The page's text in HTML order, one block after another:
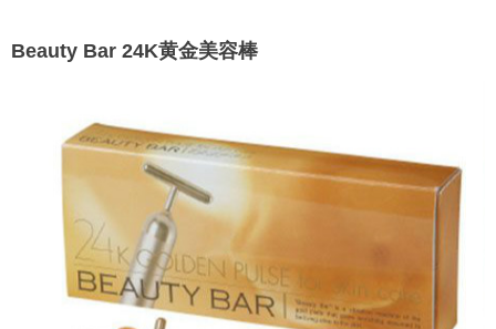
Beauty Bar 24K黄金美容棒